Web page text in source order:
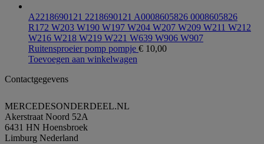
A2218690121 2218690121 A0008605826 0008605826
R172 W203 W190 W197 W204 W207 W209 W211 W212
W216 W218 W219 W221 W639 W906 W907
Ruitensproeier pomp pompje € 10,00
Toevoegen aan winkelwagen
Contactgegevens
MERCEDESONDERDEEL.NL
Akerstraat Noord 52A
6431 HN Hoensbroek
Limburg Nederland